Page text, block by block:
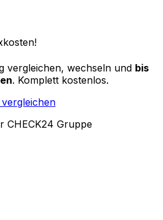
vergleichen, wechseln und bis
. Komplett kostenlos.
CHECK24 Gruppe